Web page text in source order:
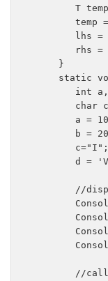
T
temp
lhs =
rhs =
      }
static
int
char
a =
b =
         c="I";
d =
//
//